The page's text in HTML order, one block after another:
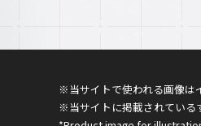
※当サイトで使われる画像は
※当サイトに掲載されている